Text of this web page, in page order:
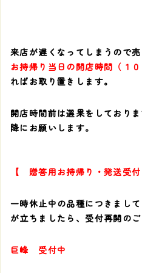
来店が遅くなってしまうので
お持帰り当日の開店時間（１
ればお取り置きします。
開店時間前は選果をしており
降にお願いします。
【 贈答用お持帰り・発送受
一時休止中の品種につきまし
が立ちましたら、受付再開のご
巨峰 受付中